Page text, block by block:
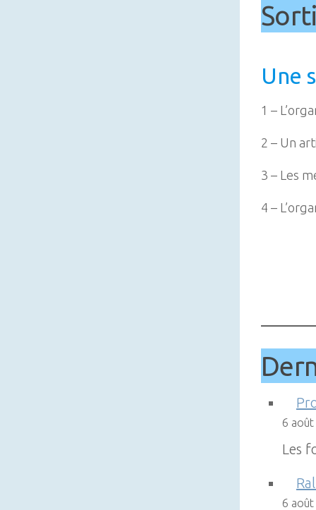
Une
1 –
2 – Un
3 – Les
4 –
6
Les
6